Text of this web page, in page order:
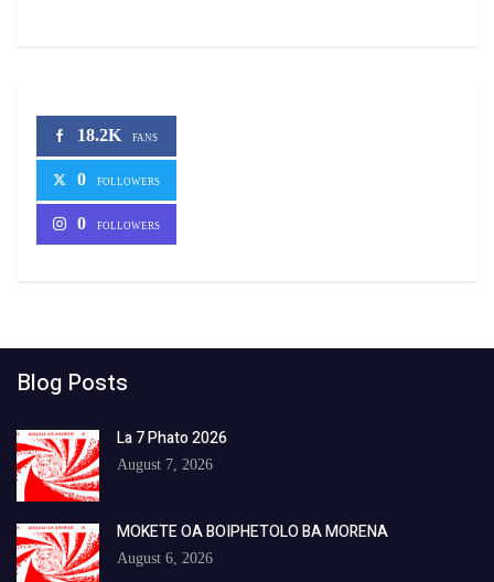
18.2K FANS
0 FOLLOWERS
0 FOLLOWERS
Blog Posts
La 7 Phato 2026
August 7, 2026
MOKETE OA BOIPHETOLO BA MORENA
August 6, 2026